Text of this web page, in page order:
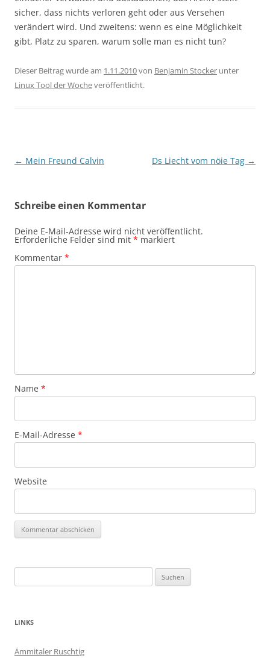
sicher, dass nichts verloren geht oder aus Versehen
verändert wird. Und zweitens: wenn es eine Möglichkeit
gibt, Platz zu sparen, warum solle man es nicht tun?
Dieser Beitrag wurde am 1.11.2010von Benjamin Stocker unter
Linux Tool der Wocheveröffentlicht.
Beitragsnavigation
← Mein Freund Calvin Ds Liecht vom nöie Tag →
Schreibe einen Kommentar
Deine E-Mail-Adresse wird nicht veröffentlicht.
Erforderliche Felder sind mit * markiert
Kommentar *
Name *
E-Mail-Adresse *
Website
nach:
LINKS
Ämmitaler Ruschtig